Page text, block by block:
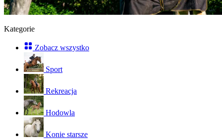
Kategorie
Zobacz wszystko
Sport
Rekreacja
Hodowla
Konie starsze